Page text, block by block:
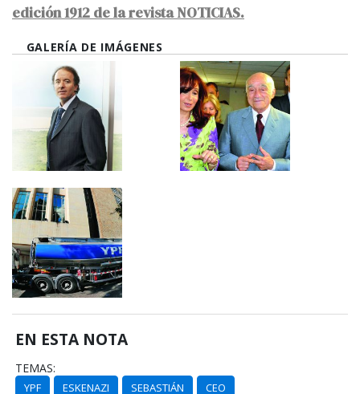
edición 1912 de la revista NOTICIAS.
GALERÍA DE IMÁGENES
EN ESTA NOTA
TEMAS:
YPF ESKENAZI SEBASTIÁN CEO